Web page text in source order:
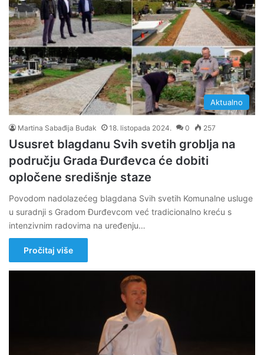
Aktualno
Martina Sabađija Buđak 18. listopada 2024. 0 257
Ususret blagdanu Svih svetih groblja na
području Grada Đurđevca će dobiti
opločene središnje staze
Povodom nadolazećeg blagdana Svih svetih Komunalne usluge
u suradnji s Gradom Đurđevcom već tradicionalno kreću s
intenzivnim radovima na uređenju…
Pročitaj više